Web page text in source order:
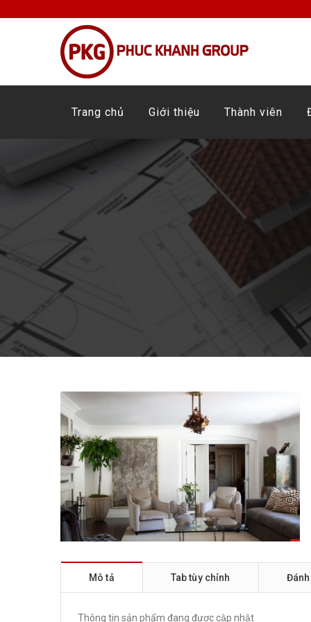
Trang chủ Giới thiệu Thành viên
Mô tả Tab tùy chỉnh
Thông tin sản phẩm đang được cập nhật